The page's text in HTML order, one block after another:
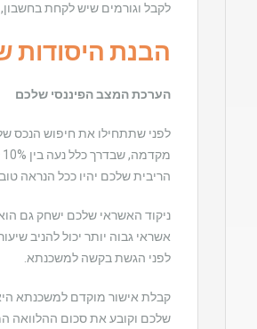
לקבל וגורמים שיש לקחת בחשבון,
הבנת היסודות
הערכת המצב הפיננסי שלכם
לפני שתתחילו את חיפוש הנכס
הריבית שלכם יהיו ככל הנראה
ניקוד האשראי שלכם ישחק גם
אשראי גבוה יותר יכול להניב
לפני הגשת בקשה למשכנתא.
קבלת אישור מוקדם למשכנתא
שלכם וקובע את סכום ההלוואה